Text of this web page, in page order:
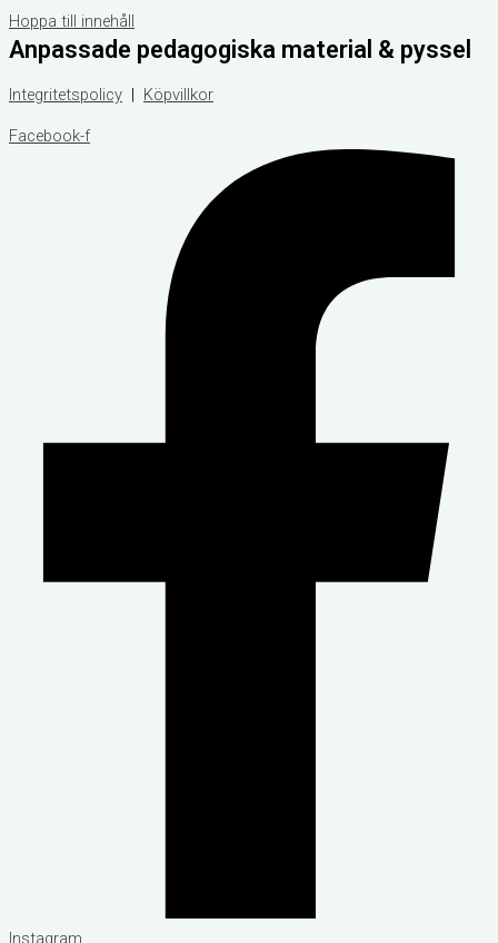
Hoppa till innehåll
Anpassade pedagogiska material & pyssel
Integritetspolicy | Köpvillkor
Facebook-f
Instagram